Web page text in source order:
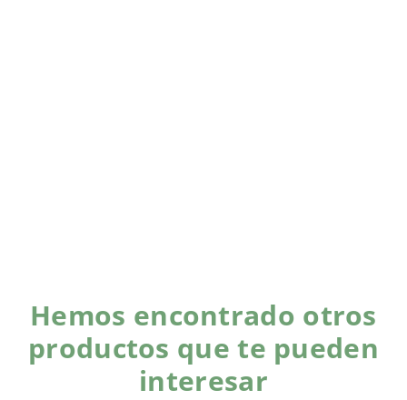
Hemos encontrado otros
productos que te pueden
interesar